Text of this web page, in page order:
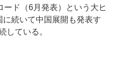
ド（6月発表）という大ヒ
続いて中国展開も発表す
している。